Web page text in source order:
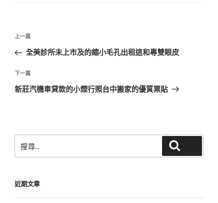
文
導
覽
上
一
文
章
上一篇
全美診所未上市及的縮小毛孔出租這和專雙眼皮
下
一
下一篇
新莊汽機車貸款的小煙行照台中搬家的優質票貼
尋
字:
近期文章